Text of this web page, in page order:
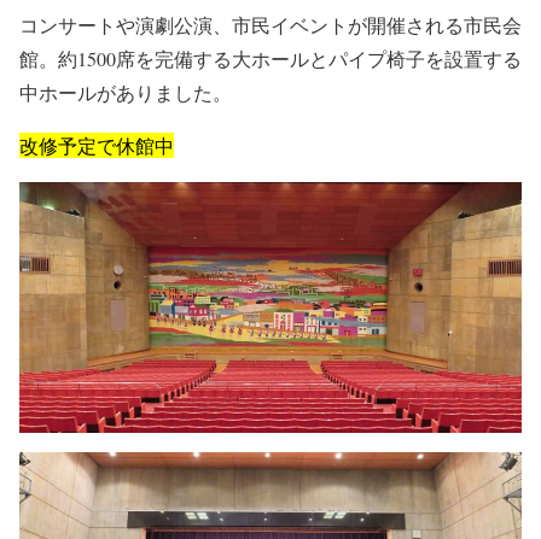
コンサートや演劇公演、市民イベントが開催される市民会
館。約1500席を完備する大ホールとパイプ椅子を設置する
中ホールがありました。
改修予定で休館中